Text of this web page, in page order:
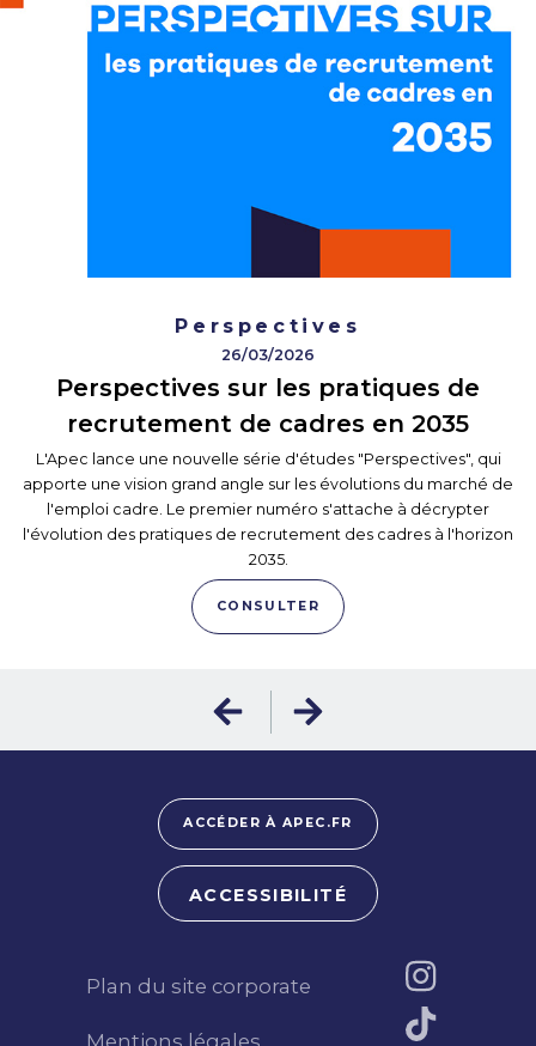
Perspectives
26/03/2026
Perspectives sur les pratiques de
recrutement de cadres en 2035
L'Apec lance une nouvelle série d'études "Perspectives", qui
apporte une vision grand angle sur les évolutions du marché de
l'emploi cadre. Le premier numéro s'attache à décrypter
l'évolution des pratiques de recrutement des cadres à l'horizon
2035.
CONSULTER
Plan du site corporate
ACCÉDER À APEC.FR
ACCESSIBILITÉ